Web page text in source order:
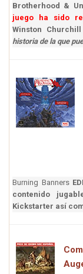
Brotherhood &
juego ha sido
Winston
historia de la que
Burning Banners
contenido
Kickstarter así